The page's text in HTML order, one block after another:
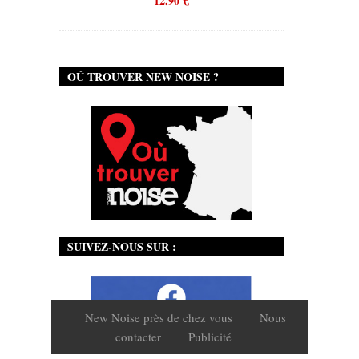
OÙ TROUVER NEW NOISE ?
SUIVEZ-NOUS SUR :
New Noise près de chez vous
Nous
contacter
Publicité